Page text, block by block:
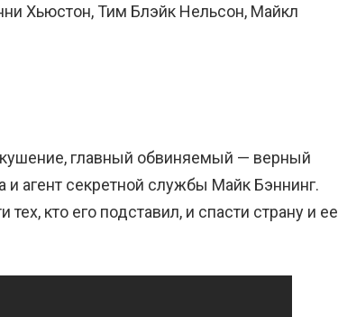
Хьюстон, Тим Блэйк Нельсон, Майкл
главный обвиняемый — верный
и агент секретной службы Майк Бэннинг.
кто его подставил, и спасти страну и ее